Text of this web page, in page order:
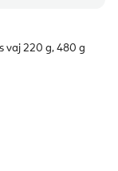
vaj 220 g, 480 g